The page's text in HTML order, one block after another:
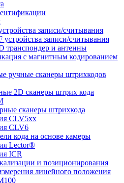
записи/считывания
устройства записи/считывания
транспондер и антенны
с магнитным кодированием
ручные сканеры штрихкодов
2D сканеры штрих кода
сканеры штрихкода
CLV5xx
CLV6
кода на основе камеры
Lector®
ICR
и позиционирования
линейного положения